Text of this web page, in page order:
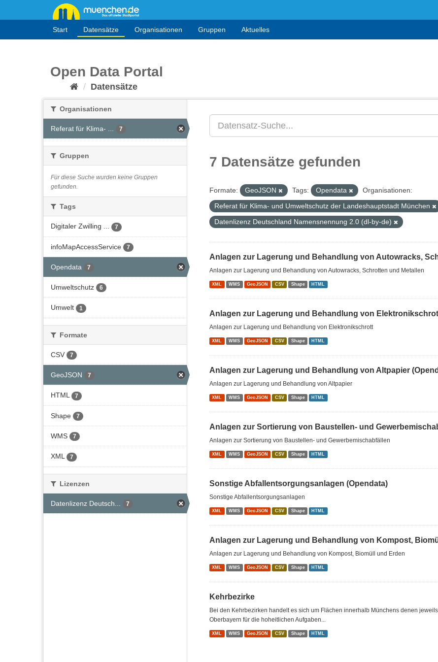
Start Datensätze Organisationen Gruppen Aktuelles
Open Data Portal
Datensätze
Organisationen
Referat für Klima- ... 7
Gruppen
Für diese Suche wurden keine Gruppen
gefunden.
Tags
Digitaler Zwilling ... 7
infoMapAccessService 7
Opendata 7
Umweltschutz 6
Umwelt 1
Formate
CSV 7
GeoJSON 7
HTML 7
Shape 7
WMS 7
XML 7
Lizenzen
Datenlizenz Deutsch... 7
7 Datensätze gefunden
Formate: GeoJSON Tags: Opendata
Organisationen:
Referat für Klima- und Umweltschutz der Landeshauptstadt München
Datenlizenz Deutschland Namensnennung 2.0 (dl-by-de)
Anlagen zur Lagerung und Behandlung von Autowracks,
Anlagen zur Lagerung und Behandlung von Autowracks, Schrotten und Metallen
XML WMS GeoJSON CSV Shape HTML
Anlagen zur Lagerung und Behandlung von
Anlagen zur Lagerung und Behandlung von Elektronikschrott
XML WMS GeoJSON CSV Shape HTML
Anlagen zur Lagerung und Behandlung von Altpapier
Anlagen zur Lagerung und Behandlung von Altpapier
XML WMS GeoJSON CSV Shape HTML
Anlagen zur Sortierung von Baustellen- und
Anlagen zur Sortierung von Baustellen- und Gewerbemischabfällen
XML WMS GeoJSON CSV Shape HTML
Sonstige Abfallentsorgungsanlagen (Opendata)
Sonstige Abfallentsorgungsanlagen
XML WMS GeoJSON CSV Shape HTML
Anlagen zur Lagerung und Behandlung von Kompost,
Anlagen zur Lagerung und Behandlung von Kompost, Biomüll und Erden
XML WMS GeoJSON CSV Shape HTML
Kehrbezirke
Bei den Kehrbezirken handelt es sich um Flächen innerhalb Münchens denen
Oberbayern für die hoheitlichen Aufgaben...
XML WMS GeoJSON CSV Shape HTML